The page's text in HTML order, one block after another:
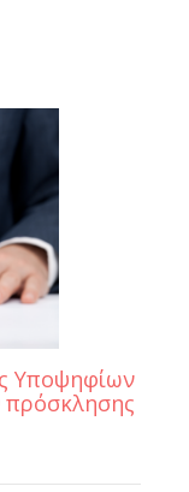
Υποψηφίων
πρόσκλησης